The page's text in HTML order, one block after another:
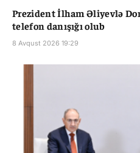
Prezident İlham Əliyevlə
telefon danışığı olub
8 Avqust 2026 19:29